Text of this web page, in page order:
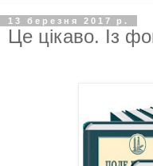
13 березня 2017 р.
Це цікаво. Із